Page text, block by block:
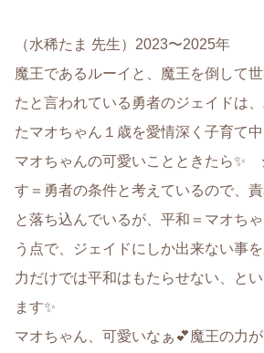
（水稀たま 先生）2023〜2025年
魔王であるルーイと、魔王を倒して
たと言われている勇者のジェイドは
たマオちゃん１歳を愛情深く子育て中
マオちゃんの可愛いことときたら✨
す＝勇者の条件と考えているので、
と落ち込んでいるが、平和＝マオち
う点で、ジェイドにしか出来ない事
力だけでは平和はもたらせない、と
ます✨
マオちゃん、可愛いなぁ💕魔王の力